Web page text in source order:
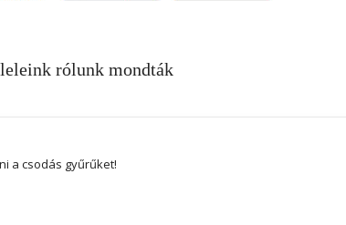
rólunk mondták
a csodás gyűrűket!